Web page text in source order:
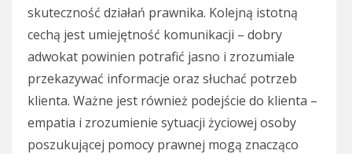
skuteczność działań prawnika. Kolejną istotną
cechą jest umiejętność komunikacji – dobry
adwokat powinien potrafić jasno i zrozumiale
przekazywać informacje oraz słuchać potrzeb
klienta. Ważne jest również podejście do klienta –
empatia i zrozumienie sytuacji życiowej osoby
poszukującej pomocy prawnej mogą znacząco